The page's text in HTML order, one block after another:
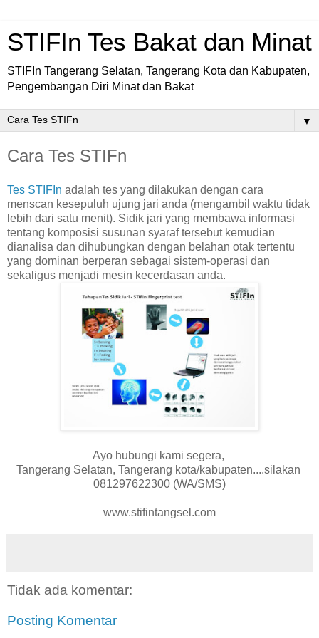
STIFIn Tes Bakat dan Minat
STIFIn Tangerang Selatan, Tangerang Kota dan Kabupaten,
Pengembangan Diri Minat dan Bakat
▼
Cara Tes STIFn
Tes STIFIn adalah tes yang dilakukan dengan cara
menscan kesepuluh ujung jari anda (mengambil waktu tidak
lebih dari satu menit). Sidik jari yang membawa informasi
tentang komposisi susunan syaraf tersebut kemudian
dianalisa dan dihubungkan dengan belahan otak tertentu
yang dominan berperan sebagai sistem-operasi dan
sekaligus menjadi mesin kecerdasan anda.
Ayo hubungi kami segera,
Tangerang Selatan, Tangerang kota/kabupaten....silakan
081297622300 (WA/SMS)
www.stifintangsel.com
Tidak ada komentar:
Posting Komentar